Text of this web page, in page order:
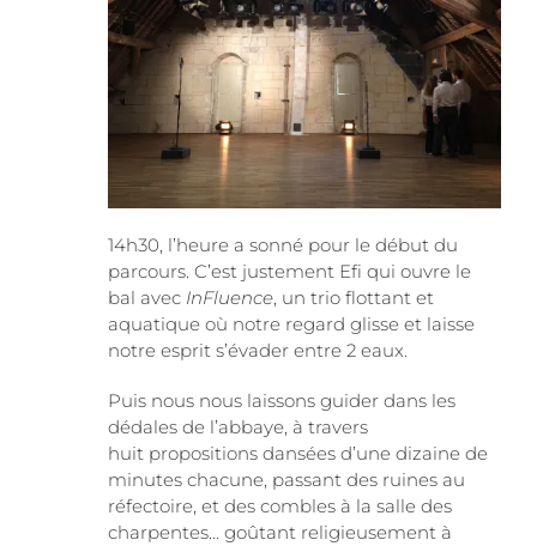
14h30, l’heure a sonné pour le début du
parcours. C’est justement Efi qui ouvre le
bal avec InFluence, un trio flottant et
aquatique où notre regard glisse et laisse
notre esprit s’évader entre 2 eaux.
Puis nous nous laissons guider dans les
dédales de l’abbaye, à travers
huit propositions dansées d’une dizaine de
minutes chacune, passant des ruines au
réfectoire, et des combles à la salle des
charpentes… goûtant religieusement à